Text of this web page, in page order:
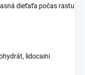
dieťaťa počas rastu
lidocaini